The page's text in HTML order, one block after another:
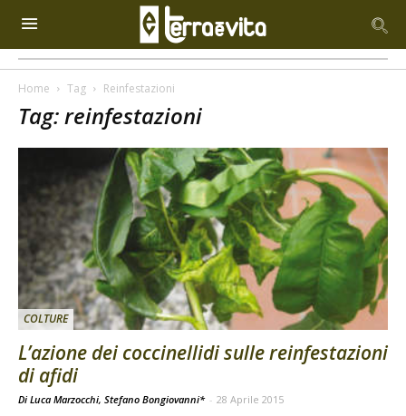
Home Tag Reinfestazioni
Tag: reinfestazioni
COLTURE
L’azione dei coccinellidi sulle reinfestazioni
di afidi
Di Luca Marzocchi, Stefano Bongiovanni* - 28 Aprile 2015